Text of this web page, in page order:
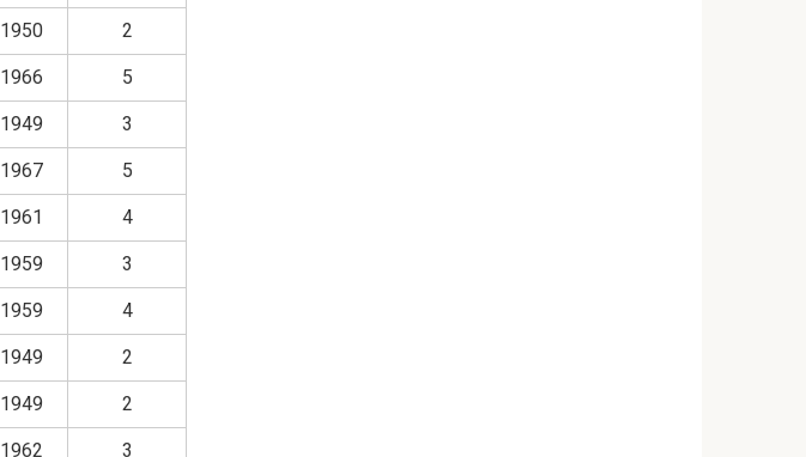
1950 2
1966 5
1949 3
1967 5
1961 4
1959 3
1959 4
1949 2
1949 2
1962 3